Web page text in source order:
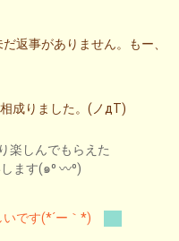
返事がありません。もー、
成りました。(ノдT)
楽しんでもらえた
ます(๑⁰ 〰⁰)
です(*´ー｀*)